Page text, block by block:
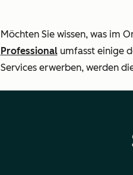
Möchten Sie wissen, was im
Professionalumfasst einige
Services erwerben, werden